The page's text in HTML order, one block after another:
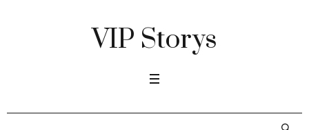
VIP Storys